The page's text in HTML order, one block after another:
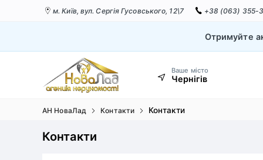
м. Київ, вул. Сергія Гусовського, 12\7 +38 (063) 355-
Отримуйте
Ваше місто
Чернігів
АН НоваЛад Контакти Контакти
Контакти